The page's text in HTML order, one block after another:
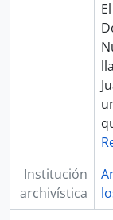
Institución
archivística